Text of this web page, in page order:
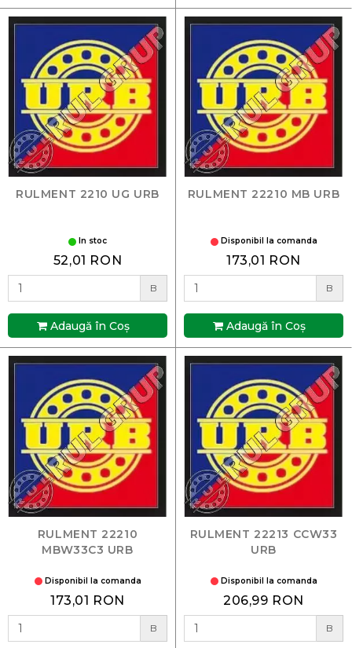
RULMENT 2210 UG URB
In stoc
52,01 RON
B
Adaugă în Coş
RULMENT 22210 MB URB
Disponibil la comanda
173,01 RON
B
Adaugă în Coş
RULMENT 22210
MBW33C3 URB
Disponibil la comanda
173,01 RON
B
RULMENT 22213 CCW33
URB
Disponibil la comanda
206,99 RON
B